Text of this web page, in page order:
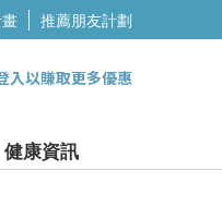
推薦朋友計劃
入以賺取更多優惠
健康資訊